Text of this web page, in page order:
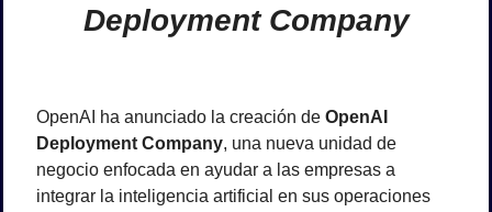
Deployment Company
OpenAI ha anunciado la creación de OpenAI
Deployment Company, una nueva unidad de
negocio enfocada en ayudar a las empresas a
integrar la inteligencia artificial en sus operaciones